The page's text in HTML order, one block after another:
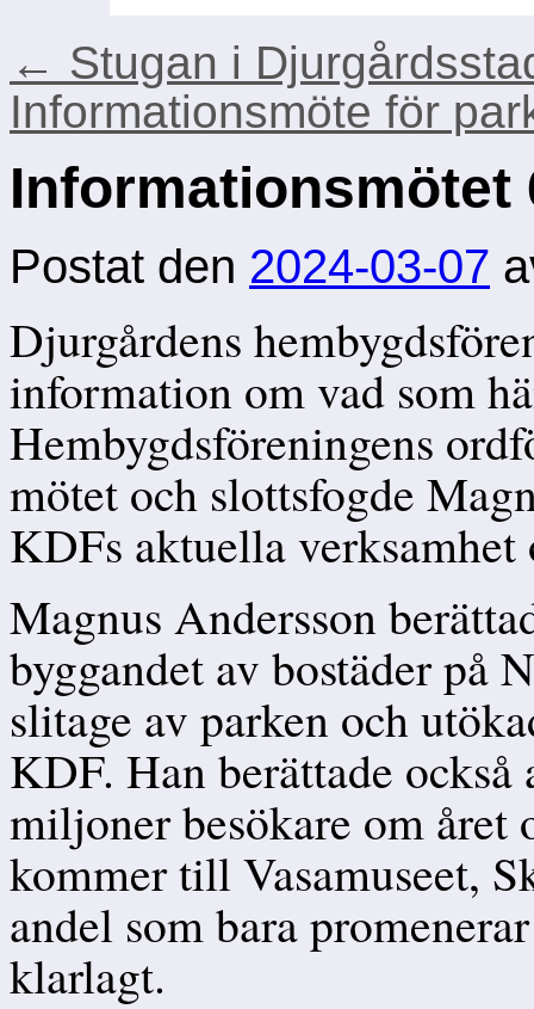
← Stugan i
Informationsmöte för
Informationsmötet
Postat den 2024-03-07
Djurgårdens
information om vad som
Hembygdsföreningens
mötet och slottsfogde
KDFs aktuella verksamhet
Magnus Andersson
byggandet av bostäder på
slitage av parken och
KDF. Han berättade
miljoner besökare om året
kommer till Vasamuseet,
andel som bara
klarlagt.